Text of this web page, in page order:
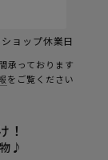
ョップ休業日
承っております
をご覧ください
！
♪